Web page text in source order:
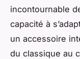
incontournable
capacité à
un accessoire
du classique au